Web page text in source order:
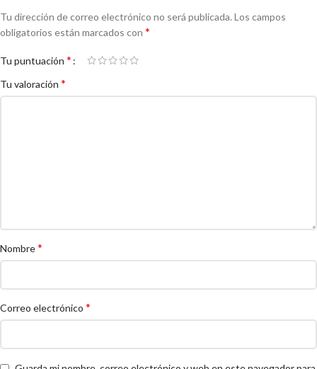
Tu dirección de correo electrónico no será publicada. Los campos
obligatorios están marcados con *
Tu puntuación *
Tu valoración *
Nombre*
Correo electrónico *